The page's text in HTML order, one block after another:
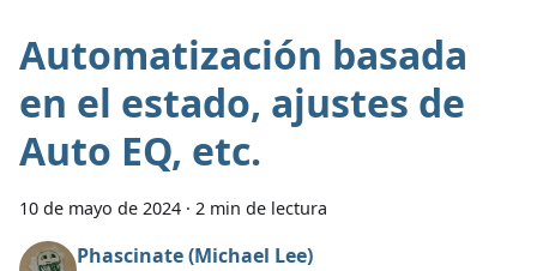
Automatización basada
en el estado, ajustes de
Auto EQ, etc.
10 de mayo de 2024 · 2 min de lectura
Phascinate (Michael Lee)